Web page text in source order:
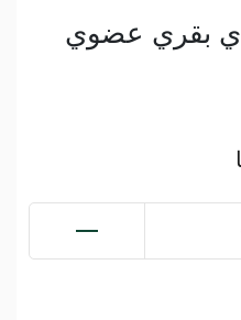
بقري عضوي